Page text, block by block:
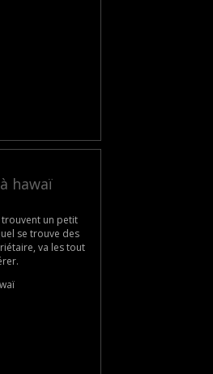
hawaï
trouvent un petit
se trouve des
va les tout